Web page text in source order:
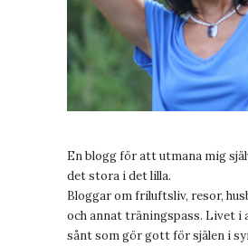
En blogg för att utmana mig
det stora i det lilla.
Bloggar om friluftsliv, resor,
och annat träningspass. Livet i
sånt som gör gott för själen i